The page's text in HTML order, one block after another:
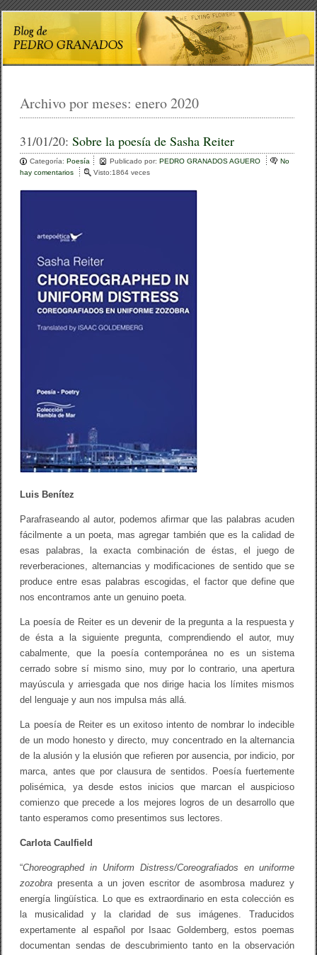
Archivo por meses:enero 2020
31/01/20:Sobre la poesía de Sasha Reiter
Categoría:Poesía Publicado por:PEDRO GRANADOS AGUERO
No
hay comentarios
e
a
p
o
e
s
a
h
e
i
t
e
Visto:1864 veces
Luis Benítez
Parafraseando al autor, podemos afirmar que las palabras acuden
fácilmente a un poeta, mas agregar también que es la calidad de
esas palabras, la exacta combinación de éstas, el juego de
reverberaciones, alternancias y modificaciones de sentido que se
produce entre esas palabras escogidas, el factor que define que
nos encontramos ante un genuino poeta.
La poesía de Reiter es un devenir de la pregunta a la respuesta y
de ésta a la siguiente pregunta, comprendiendo el autor, muy
cabalmente, que la poesía contemporánea no es un sistema
cerrado sobre sí mismo sino, muy por lo contrario, una apertura
mayúscula y arriesgada que nos dirige hacia los límites mismos
del lenguaje y aun nos impulsa más allá.
La poesía de Reiter es un exitoso intento de nombrar lo indecible
de un modo honesto y directo, muy concentrado en la alternancia
de la alusión y la elusión que refieren por ausencia, por indicio, por
marca, antes que por clausura de sentidos. Poesía fuertemente
polisémica, ya desde estos inicios que marcan el auspicioso
comienzo que precede a los mejores logros de un desarrollo que
tanto esperamos como presentimos sus lectores.
Carlota Caulfield
“Choreographed in Uniform Distress/Coreografiados en uniforme
zozobrapresenta a un joven escritor de asombrosa madurez y
energía lingüística. Lo que es extraordinario en esta colección es
la musicalidad y la claridad de sus imágenes. Traducidos
expertamente al español por Isaac Goldemberg, estos poemas
documentan sendas de descubrimiento tanto en la observación